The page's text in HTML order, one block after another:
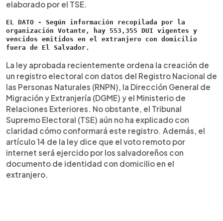
elaborado por el TSE.
EL DATO - Según información recopilada por la
organización Votante, hay 553,355 DUI vigentes y
vencidos emitidos en el extranjero con domicilio
fuera de El Salvador.
La ley aprobada recientemente ordena la creación de
un registro electoral con datos del Registro Nacional de
las Personas Naturales (RNPN), la Dirección General de
Migración y Extranjería (DGME) y el Ministerio de
Relaciones Exteriores. No obstante, el Tribunal
Supremo Electoral (TSE) aún no ha explicado con
claridad cómo conformará este registro. Además, el
artículo 14 de la ley dice que el voto remoto por
internet será ejercido por los salvadoreños con
documento de identidad con domicilio en el
extranjero.